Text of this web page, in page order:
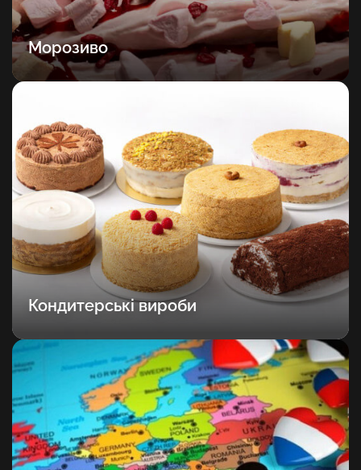
Морозиво
Кондитерські вироби